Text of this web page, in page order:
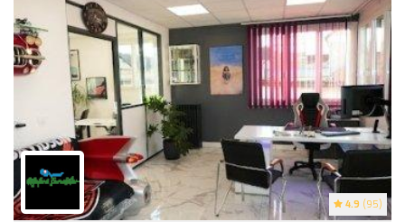
4.9 (95)